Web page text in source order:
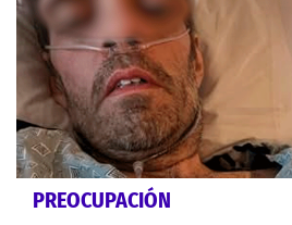
PREOCUPACIÓN